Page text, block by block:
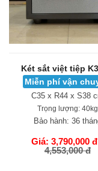
Két sắt việt tiệp
Miễn phí vận
C35 x R44 x S38
Trọng lượng:40kg
Bảo hành: 36
Giá: 3,790,000 đ
4,553,000 đ